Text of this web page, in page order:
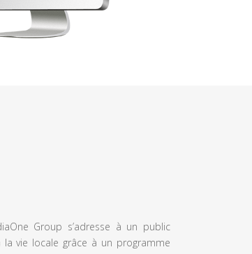
Group s’adresse à un public
vie locale grâce à un programme